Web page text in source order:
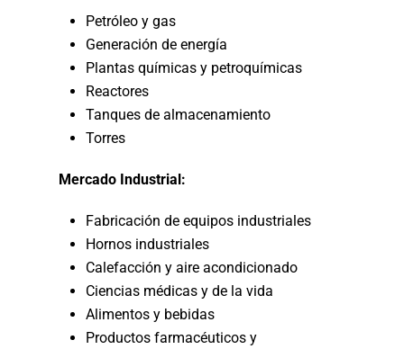
Petróleo y gas
Generación de energía
Plantas químicas y petroquímicas
Reactores
Tanques de almacenamiento
Torres
Mercado Industrial:
Fabricación de equipos industriales
Hornos industriales
Calefacción y aire acondicionado
Ciencias médicas y de la vida
Alimentos y bebidas
Productos farmacéuticos y